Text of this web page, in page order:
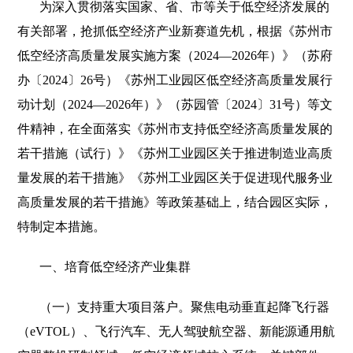
为深入贯彻落实国家、省、市等关于低空经济发展的
有关部署，抢抓低空经济产业新赛道先机，根据《苏州市
低空经济高质量发展实施方案（2024—2026年）》（苏府
办〔2024〕26号）《苏州工业园区低空经济高质量发展行
动计划（2024—2026年）》（苏园管〔2024〕31号）等文
件精神，在全面落实《苏州市支持低空经济高质量发展的
若干措施（试行）》《苏州工业园区关于推进制造业高质
量发展的若干措施》《苏州工业园区关于促进现代服务业
高质量发展的若干措施》等政策基础上，结合园区实际，
特制定本措施。
一、培育低空经济产业集群
（一）支持重大项目落户。聚焦电动垂直起降飞行器
（eVTOL）、飞行汽车、无人驾驶航空器、新能源通用航